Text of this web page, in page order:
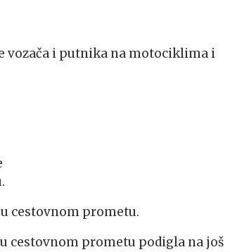
vozača i putnika na motociklima i
cestovnom prometu.
cestovnom prometu podigla na još